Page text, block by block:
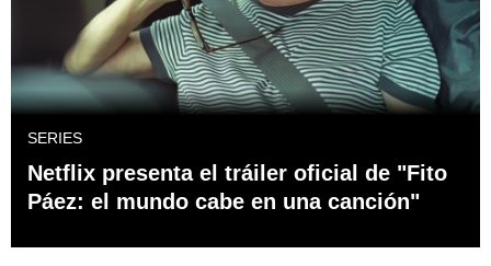
SERIES
Netflix presenta el tráiler oficial de "Fito
Páez: el mundo cabe en una canción"